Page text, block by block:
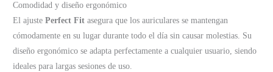
Comodidad y diseño ergonómico
El ajustePerfect Fit asegura que los auriculares se mantengan
cómodamente en su lugar durante todo el día sin causar molestias. Su
diseño ergonómico se adapta perfectamente a cualquier usuario, siendo
ideales para largas sesiones de uso.